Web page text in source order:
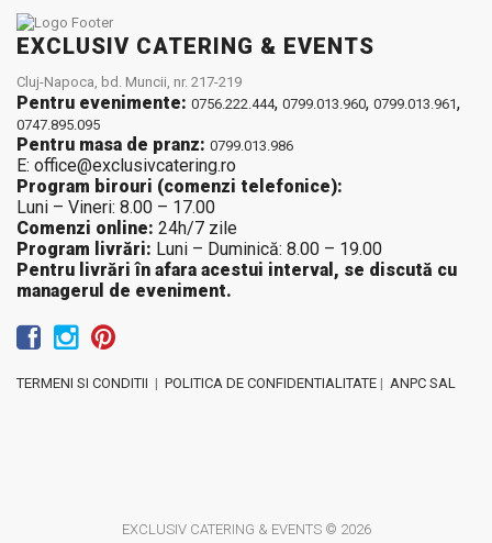
EXCLUSIV CATERING & EVENTS
Cluj-Napoca, bd. Muncii, nr. 217-219
Pentru evenimente: 0756.222.444, 0799.013.960, 0799.013.961,
0747.895.095
Pentru masa de pranz: 0799.013.986
E: office@exclusivcatering.ro
Program birouri (comenzi telefonice):
Luni – Vineri: 8.00 – 17.00
Comenzi online: 24h/7 zile
Program livrări: Luni – Duminică: 8.00 – 19.00
Pentru livrări în afara acestui interval, se discută cu
managerul de eveniment.
TERMENI SI CONDITII | POLITICA DE CONFIDENTIALITATE | ANPC SAL
EXCLUSIV CATERING & EVENTS © 2026